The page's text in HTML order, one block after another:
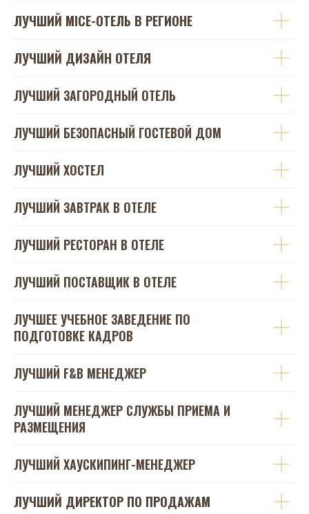
ЛУЧШИЙ MICE-ОТЕЛЬ В РЕГИОНЕ
ЛУЧШИЙ ДИЗАЙН ОТЕЛЯ
ЛУЧШИЙ ЗАГОРОДНЫЙ ОТЕЛЬ
ЛУЧШИЙ БЕЗОПАСНЫЙ ГОСТЕВОЙ ДОМ
ЛУЧШИЙ ХОСТЕЛ
ЛУЧШИЙ ЗАВТРАК В ОТЕЛЕ
ЛУЧШИЙ РЕСТОРАН В ОТЕЛЕ
ЛУЧШИЙ ПОСТАВЩИК В ОТЕЛЕ
ЛУЧШЕЕ УЧЕБНОЕ ЗАВЕДЕНИЕ ПО
ПОДГОТОВКЕ КАДРОВ
ЛУЧШИЙ F&B МЕНЕДЖЕР
ЛУЧШИЙ МЕНЕДЖЕР СЛУЖБЫ ПРИЕМА И
РАЗМЕЩЕНИЯ
ЛУЧШИЙ ХАУСКИПИНГ-МЕНЕДЖЕР
ЛУЧШИЙ ДИРЕКТОР ПО ПРОДАЖАМ